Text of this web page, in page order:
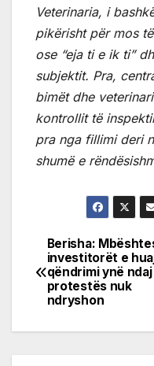
Veterinaria, i
pikërisht për mos
ose “eja ti e ik ti”
subjektit. Pra,
bimët dhe
kontrollit të
pra nga fillimi deri
shumë e
Post
navigation
Berisha:
investitorët e
qëndrimi ynë ndaj
protestës nuk
ndryshon